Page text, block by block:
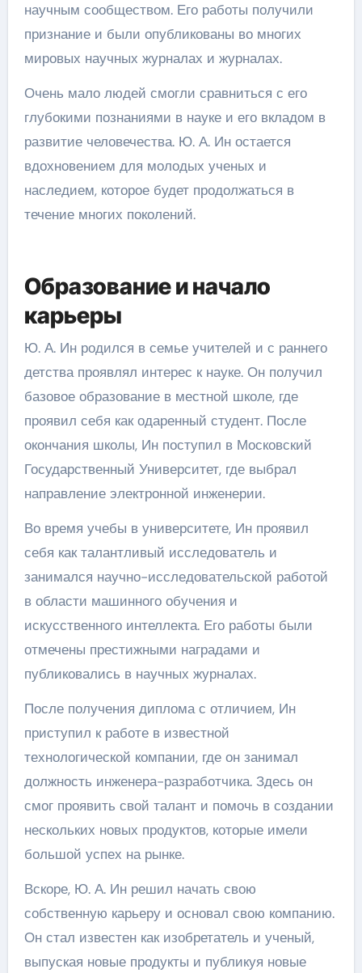
научным сообществом. Его работы получили
признание и были опубликованы во многих
мировых научных журналах и журналах.
Очень мало людей смогли сравниться с его
глубокими познаниями в науке и его вкладом в
развитие человечества. Ю. А. Ин остается
вдохновением для молодых ученых и
наследием, которое будет продолжаться в
течение многих поколений.
Образование и начало
карьеры
Ю. А. Ин родился в семье учителей и с раннего
детства проявлял интерес к науке. Он получил
базовое образование в местной школе, где
проявил себя как одаренный студент. После
окончания школы, Ин поступил в Московский
Государственный Университет, где выбрал
направление электронной инженерии.
Во время учебы в университете, Ин проявил
себя как талантливый исследователь и
занимался научно-исследовательской работой
в области машинного обучения и
искусственного интеллекта. Его работы были
отмечены престижными наградами и
публиковались в научных журналах.
После получения диплома с отличием, Ин
приступил к работе в известной
технологической компании, где он занимал
должность инженера-разработчика. Здесь он
смог проявить свой талант и помочь в создании
нескольких новых продуктов, которые имели
большой успех на рынке.
Вскоре, Ю. А. Ин решил начать свою
собственную карьеру и основал свою компанию.
Он стал известен как изобретатель и ученый,
выпуская новые продукты и публикуя новые